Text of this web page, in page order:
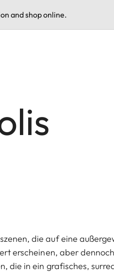
and shop online.
die auf eine
erscheinen, aber
die in ein grafisches,